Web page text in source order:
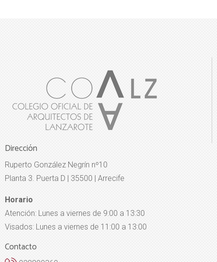
Dirección
Ruperto González Negrín nº10
Planta 3. Puerta D | 35500 | Arrecife
Horario
Atención: Lunes a viernes de 9:00 a 13:30
Visados: Lunes a viernes de 11:00 a 13:00
Contacto